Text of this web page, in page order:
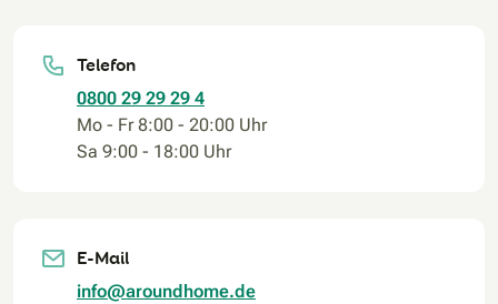
Telefon
0800 29 29 29 4
Mo - Fr 8:00 - 20:00 Uhr
Sa 9:00 - 18:00 Uhr
E-Mail
info@aroundhome.de